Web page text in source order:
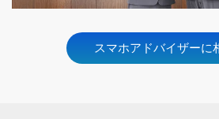
スマホアドバイザーに